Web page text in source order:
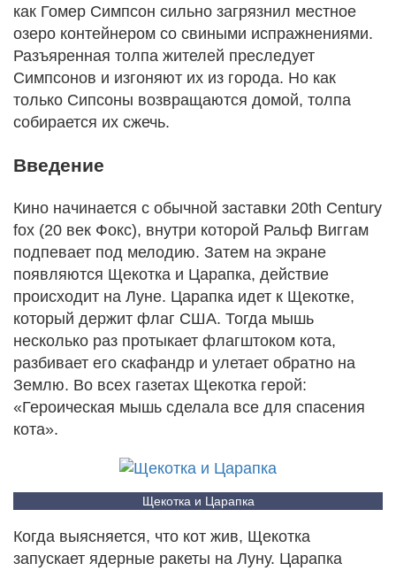
как Гомер Симпсон сильно загрязнил местное
озеро контейнером со свиными испражнениями.
Разъяренная толпа жителей преследует
Симпсонов и изгоняют их из города. Но как
только Сипсоны возвращаются домой, толпа
собирается их сжечь.
Введение
Кино начинается с обычной заставки 20th Century
fox (20 век Фокс), внутри которой Ральф Виггам
подпевает под мелодию. Затем на экране
появляются Щекотка и Царапка, действие
происходит на Луне. Царапка идет к Щекотке,
который держит флаг США. Тогда мышь
несколько раз протыкает флагштоком кота,
разбивает его скафандр и улетает обратно на
Землю. Во всех газетах Щекотка герой:
«Героическая мышь сделала все для спасения
кота».
Щекотка и Царапка
Когда выясняется, что кот жив, Щекотка
запускает ядерные ракеты на Луну. Царапка